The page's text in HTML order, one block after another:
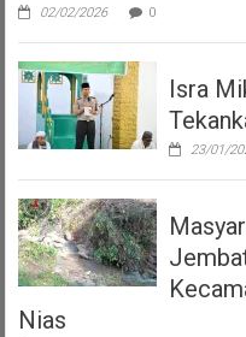
02/02/2026 0
Isra
23/01/
Nias